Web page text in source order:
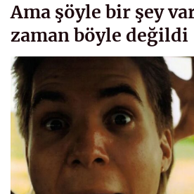
Ama şöyle bir şey
zaman böyle değildi